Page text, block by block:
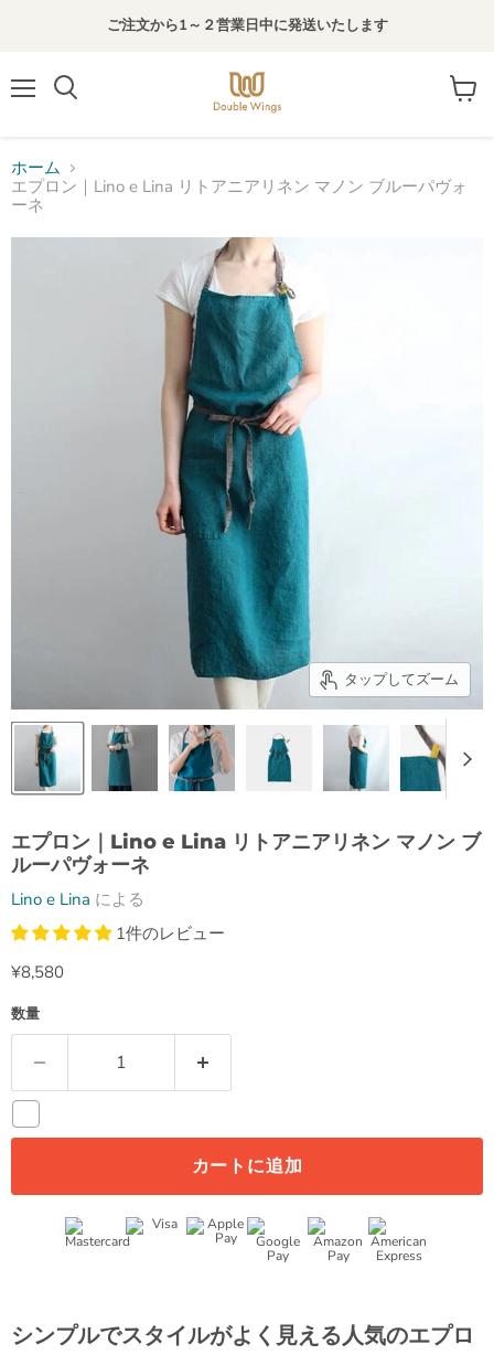
ご注文から1～２営業日中に発送いたします
る
カ
見
る
ホーム
エプロン｜Lino e Lina リトアニアリネン マノン ブルーパヴォ
ーネ
タップしてズーム
エプロン｜Lino e Lina リトアニアリネン マノン ブ
ルーパヴォーネ
Lino e Lina による
1件のレビュー
現在の価格
¥8,580
数量
カートに追加
シンプルでスタイルがよく見える人気のエプロ